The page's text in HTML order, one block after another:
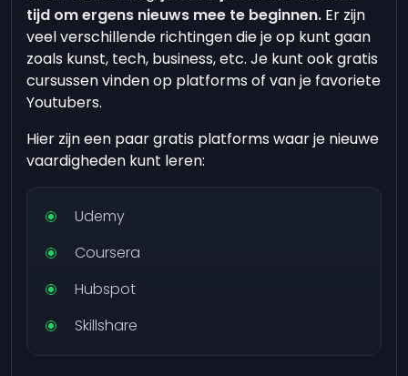
tijd om ergens nieuws mee te beginnen. Er zijn
veel verschillende richtingen die je op kunt gaan
zoals kunst, tech, business, etc. Je kunt ook gratis
cursussen vinden op platforms of van je favoriete
Youtubers.
Hier zijn een paar gratis platforms waar je nieuwe
vaardigheden kunt leren:
Udemy
Coursera
Hubspot
Skillshare